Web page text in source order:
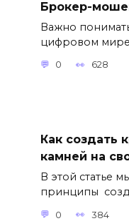
Брокер-
Важно
цифровом
0 628
Как создать
камней на
В этой статье
принципы
0 384